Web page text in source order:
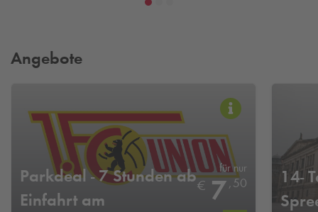
Angebote
Parkdeal - 7 Stunden ab
Einfahrt am
für nur
€ 7,50
14-